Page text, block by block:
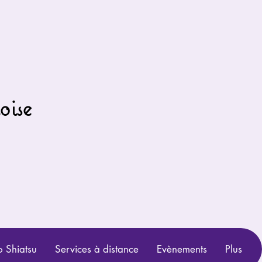
Shiatsu Services à distance Evènements Plus